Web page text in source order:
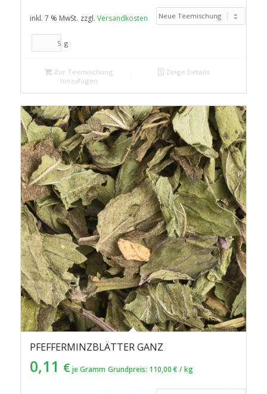
inkl. 7 % MwSt. zzgl. Versandkosten
g
Zur Teemischung
hinzufügen
Zeige Details
PFEFFERMINZBLÄTTER GANZ
0,11 € je Gramm Grundpreis: 110,00 € /kg